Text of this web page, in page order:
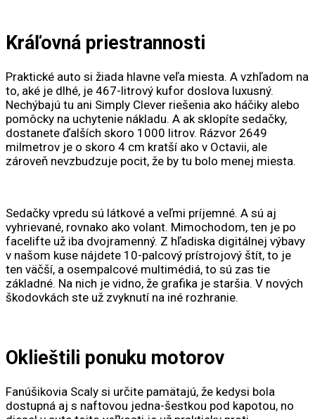
Kráľovná priestrannosti
Praktické auto si žiada hlavne veľa miesta. A vzhľadom na
to, aké je dlhé, je 467-litrový kufor doslova luxusný.
Nechýbajú tu ani Simply Clever riešenia ako háčiky alebo
pomôcky na uchytenie nákladu. A ak sklopíte sedačky,
dostanete ďalších skoro 1000 litrov. Rázvor 2649
milmetrov je o skoro 4 cm kratší ako v Octavii, ale
zároveň nevzbudzuje pocit, že by tu bolo menej miesta.
Sedačky vpredu sú látkové a veľmi príjemné. A sú aj
vyhrievané, rovnako ako volant. Mimochodom, ten je po
facelifte už iba dvojramenný. Z hľadiska digitálnej výbavy
v našom kuse nájdete 10-palcový prístrojový štít, to je
ten väčší, a osempalcové multimédiá, to sú zas tie
základné. Na nich je vidno, že grafika je staršia. V nových
škodovkách ste už zvyknutí na iné rozhranie.
Oklieštili ponuku motorov
Fanúšikovia Scaly si určite pamätajú, že kedysi bola
dostupná aj s naftovou jedna-šestkou pod kapotou, no